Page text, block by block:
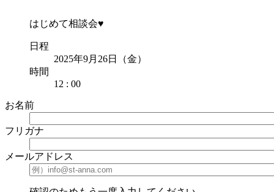
はじめて相談会♥
日程
2025年9月26日（金）
時間
12 : 00
お名前
フリガナ
メールアドレス